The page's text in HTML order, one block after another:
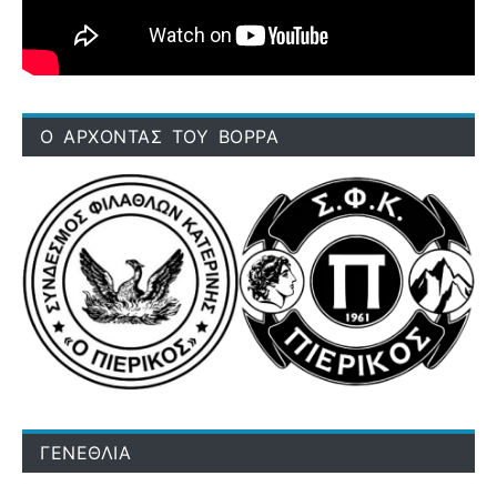
Ο ΑΡΧΟΝΤΑΣ ΤΟΥ ΒΟΡΡΑ
ΓΕΝΕΘΛΙΑ